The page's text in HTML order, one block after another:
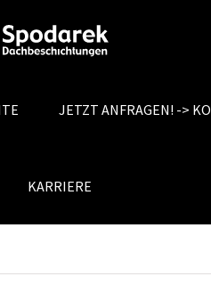
JETZT ANFRAGEN! ->
KARRIERE